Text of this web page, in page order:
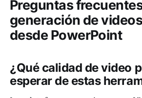
Preguntas
generación de
desde PowerPoint
¿Qué calidad de video
esperar de estas